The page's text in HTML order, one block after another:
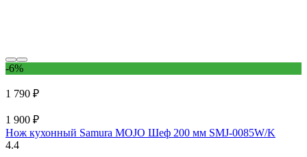
-6%
1 790 ₽
1 900 ₽
Нож кухонный Samura MOJO Шеф 200 мм SMJ-0085W/K
4.4